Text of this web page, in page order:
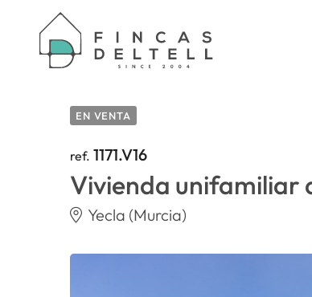
HOME / PROPERTIES /
EN VENTA
ref. 1171.V16
Vivienda unifamiliar
Yecla (Murcia)